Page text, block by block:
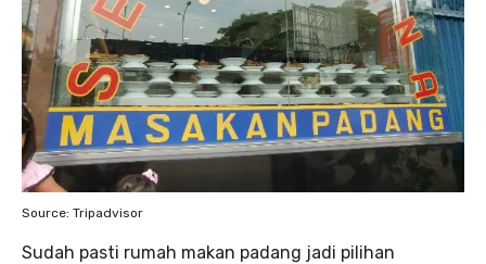
Source: Tripadvisor
Sudah pasti rumah makan padang jadi pilihan